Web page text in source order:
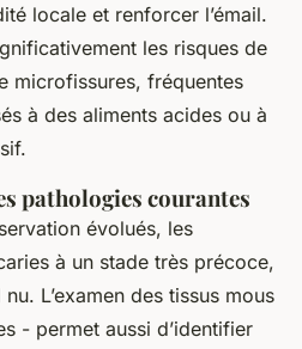
locale et renforcer l’émail.
les risques de
microfissures, fréquentes
à des aliments acides ou à
pathologies courantes
évolués, les
à un stade très précoce,
L’examen des tissus mous
- permet aussi d’identifier